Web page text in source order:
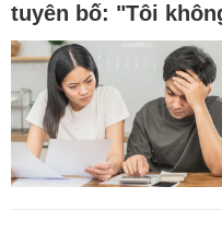
tuyên bố: "Tôi